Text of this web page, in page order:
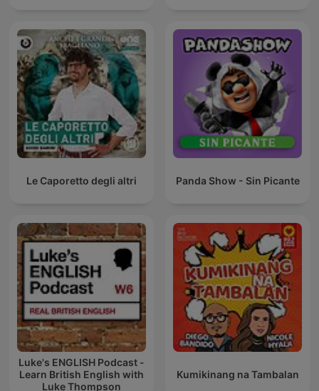
Le Caporetto degli altri Panda Show - Sin Picante
Luke's ENGLISH Podcast -
Learn British English with
Luke Thompson
Kumikinang na Tambalan